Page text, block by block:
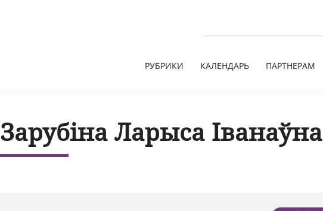
РУБРИКИ КАЛЕНДАРЬ ПАРТНЕРАМ
Зарубіна Ларыса Іванаўна